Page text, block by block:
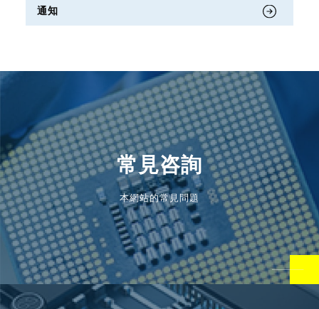
通知
常見咨詢
本網站的常見問題